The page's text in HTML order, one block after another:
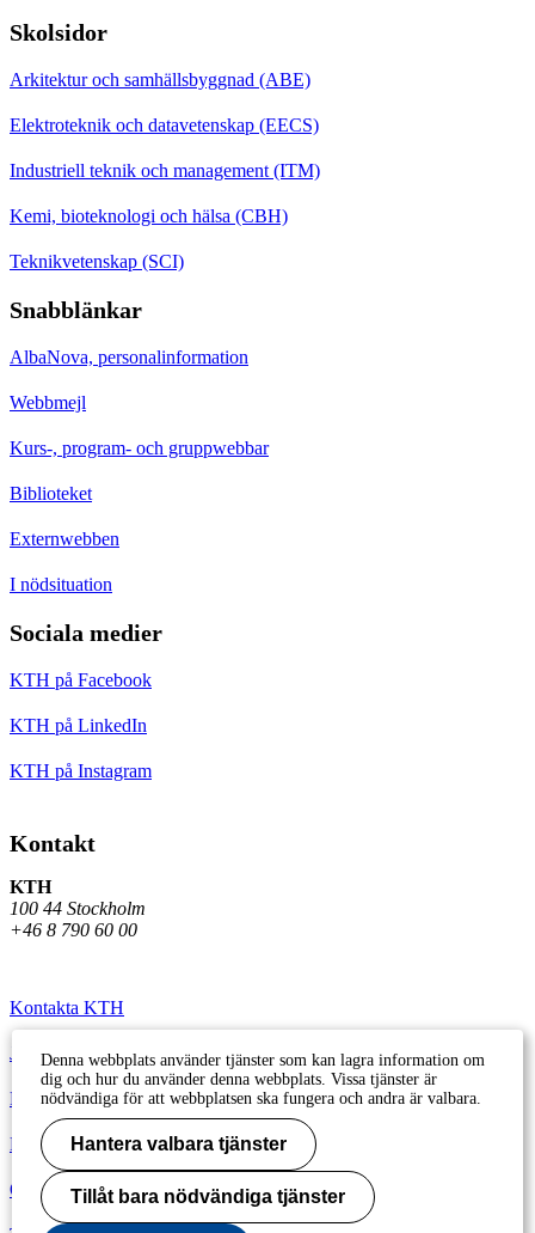
Skolsidor
Arkitektur och samhällsbyggnad (ABE)
Elektroteknik och datavetenskap (EECS)
Industriell teknik och management (ITM)
Kemi, bioteknologi och hälsa (CBH)
Teknikvetenskap (SCI)
Snabblänkar
AlbaNova, personalinformation
Webbmejl
Kurs-, program- och gruppwebbar
Biblioteket
Externwebben
I nödsituation
Sociala medier
KTH på Facebook
KTH på LinkedIn
KTH på Instagram
Kontakt
KTH
100 44 Stockholm
+46 8 790 60 00
Kontakta KTH
Jobba på KTH
Press och media
Faktura och betalning KTH
Om KTH:s webbplatser
Denna webbplats använder tjänster som kan lagra information om
dig och hur du använder denna webbplats. Vissa tjänster är
nödvändiga för att webbplatsen ska fungera och andra är valbara.
Hantera valbara tjänster
Tillåt bara nödvändiga tjänster